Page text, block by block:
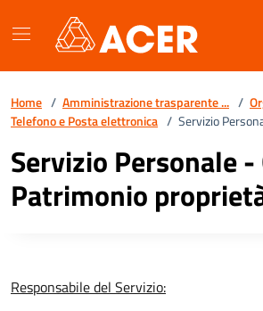
Home / Amministrazione trasparente ... /
Telefono e Posta elettronica / Servizio
Servizio Personale
Patrimonio
Responsabile del Servizio: